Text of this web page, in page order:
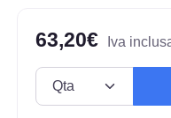
63,20€ Iva